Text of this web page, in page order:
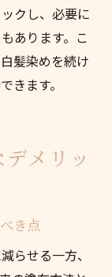
クし、必要に
あります。こ
髪染めを続け
きます。
メリッ
き点
らせる一方、